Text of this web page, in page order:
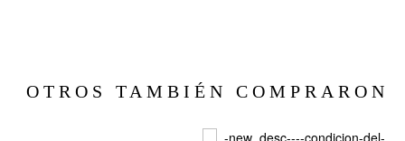
OTROS TAMBIÉN COMPRARON